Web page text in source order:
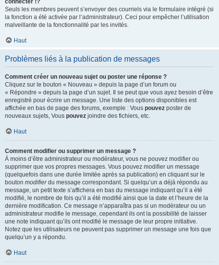
connecter !?
Seuls les membres peuvent s’envoyer des courriels via le formulaire intégré (si
la fonction a été activée par l’administrateur). Ceci pour empêcher l’utilisation
malveillante de la fonctionnalité par les invités.
Haut
Problèmes liés à la publication de messages
Comment créer un nouveau sujet ou poster une réponse ?
Cliquez sur le bouton « Nouveau » depuis la page d’un forum ou
« Répondre » depuis la page d’un sujet. Il se peut que vous ayez besoin d’être
enregistré pour écrire un message. Une liste des options disponibles est
affichée en bas de page des forums, exemple : Vous pouvez poster de
nouveaux sujets, Vous pouvez joindre des fichiers, etc.
Haut
Comment modifier ou supprimer un message ?
À moins d’être administrateur ou modérateur, vous ne pouvez modifier ou
supprimer que vos propres messages. Vous pouvez modifier un message
(quelquefois dans une durée limitée après sa publication) en cliquant sur le
bouton modifierdu message correspondant. Si quelqu’un a déjà répondu au
message, un petit texte s’affichera en bas du message indiquant qu’il a été
modifié, le nombre de fois qu’il a été modifié ainsi que la date et l’heure de la
dernière modification. Ce message n’apparaîtra pas si un modérateur ou un
administrateur modifie le message, cependant ils ont la possibilité de laisser
une note indiquant qu’ils ont modifié le message de leur propre initiative.
Notez que les utilisateurs ne peuvent pas supprimer un message une fois que
quelqu’un y a répondu.
Haut